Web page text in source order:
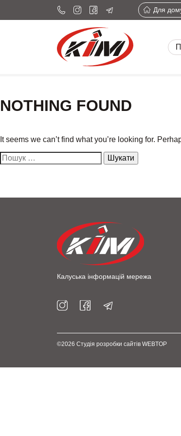
Для
NOTHING FOUND
It seems we can’t find what you’re looking for.
Пошук:
Калуська інформацій мережа
©2026 Студія розробки сайтів WEBTOP